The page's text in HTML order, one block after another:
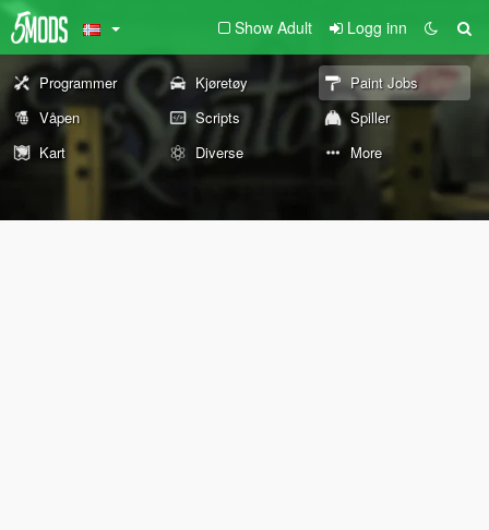
Show Adult Logg inn
Programmer Kjøretøy
Paint Jobs
Våpen
Scripts
Spiller
Kart
Diverse More